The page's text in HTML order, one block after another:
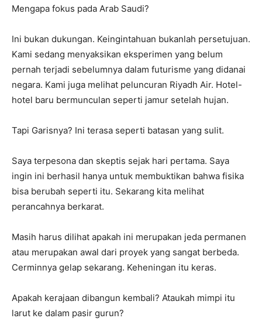
Mengapa fokus pada Arab Saudi?
Ini bukan dukungan. Keingintahuan bukanlah persetujuan.
Kami sedang menyaksikan eksperimen yang belum
pernah terjadi sebelumnya dalam futurisme yang didanai
negara. Kami juga melihat peluncuran Riyadh Air. Hotel-
hotel baru bermunculan seperti jamur setelah hujan.
Tapi Garisnya? Ini terasa seperti batasan yang sulit.
Saya terpesona dan skeptis sejak hari pertama. Saya
ingin ini berhasil hanya untuk membuktikan bahwa fisika
bisa berubah seperti itu. Sekarang kita melihat
perancahnya berkarat.
Masih harus dilihat apakah ini merupakan jeda permanen
atau merupakan awal dari proyek yang sangat berbeda.
Cerminnya gelap sekarang. Keheningan itu keras.
Apakah kerajaan dibangun kembali? Ataukah mimpi itu
larut ke dalam pasir gurun?